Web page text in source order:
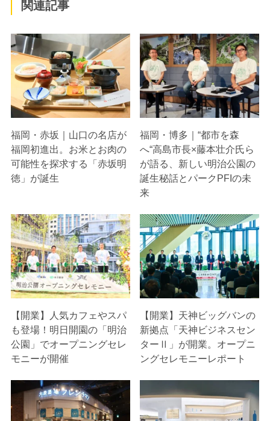
関連記事
福岡・赤坂｜山口の名店が
福岡初進出。お米とお肉の
可能性を探求する「赤坂明
徳」が誕生
福岡・博多｜“都市を森
へ“高島市長×藤本壮介氏ら
が語る、新しい明治公園の
誕生秘話とパークPFIの未
来
【開業】人気カフェやスパ
も登場！明日開園の「明治
公園」でオープニングセレ
モニーが開催
【開業】天神ビッグバンの
新拠点「天神ビジネスセン
ターⅡ」が開業。オープニ
ングセレモニーレポート